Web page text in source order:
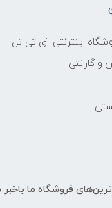
اینترنتی آی تی تل
گارانتی
فروشگاه ما